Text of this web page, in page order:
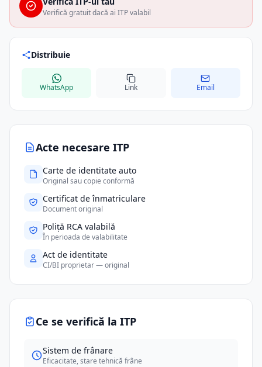
Acte necesare ITP
Carte de identitate auto
Original sau copie conformă
Certificat de înmatriculare
Document original
Poliță RCA valabilă
În perioada de valabilitate
Act de identitate
CI/BI proprietar — original
Ce se verifică la ITP
Sistem de frânare
Eficacitate, stare tehnică frâne
Verifică gratuit dacă ai ITP valabil
Distribuie
WhatsApp Link Email